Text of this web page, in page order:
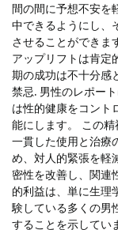
間の間に予想不安を
中できるようにし、
させることができま
アップリフトは肯定
期の成功は不十分感
禁忌. 男性のレポー
は性的健康をコント
能にします。 この精
一貫した使用と治療
め、対人的緊張を軽
密性を改善し、関連
的利益は、単に生理
験している多くの男
することを示してい